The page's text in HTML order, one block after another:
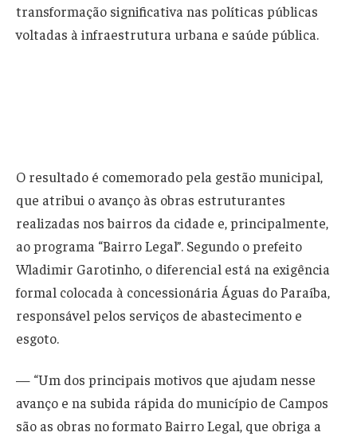
transformação significativa nas políticas públicas
voltadas à infraestrutura urbana e saúde pública.
O resultado é comemorado pela gestão municipal,
que atribui o avanço às obras estruturantes
realizadas nos bairros da cidade e, principalmente,
ao programa “Bairro Legal”. Segundo o prefeito
Wladimir Garotinho, o diferencial está na exigência
formal colocada à concessionária Águas do Paraíba,
responsável pelos serviços de abastecimento e
esgoto.
— “Um dos principais motivos que ajudam nesse
avanço e na subida rápida do município de Campos
são as obras no formato Bairro Legal, que obriga a